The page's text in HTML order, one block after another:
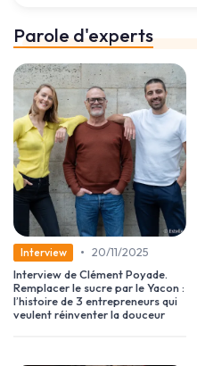
Parole d'experts
Interview • 20/11/2025
Interview de Clément Poyade.
Remplacer le sucre par le Yacon :
l’histoire de 3 entrepreneurs qui
veulent réinventer la douceur